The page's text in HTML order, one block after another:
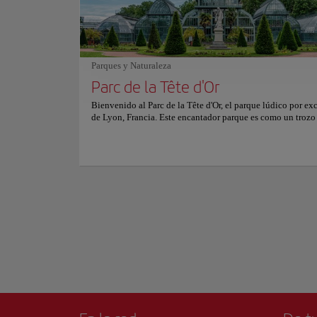
mejorando aún más la experiencia gastronómica en
eres lionés como si vienes de visita, Le Suprême te
delicioso viaje culinario por Lyon. Para más información
reservas y precios, consulta su sitio web oficial.
Parques y Naturaleza
Parc de la Tête d'Or
Bienvenido al Parc de la Tête d'Or, el parque lúdico por
de Lyon, Francia. Este encantador parque es como un trozo
A solo un paso de
máximo. A 1 hora
alpino y el esquí
mientras que los
A
variado que
Un poco más
Para más
Mostrar más